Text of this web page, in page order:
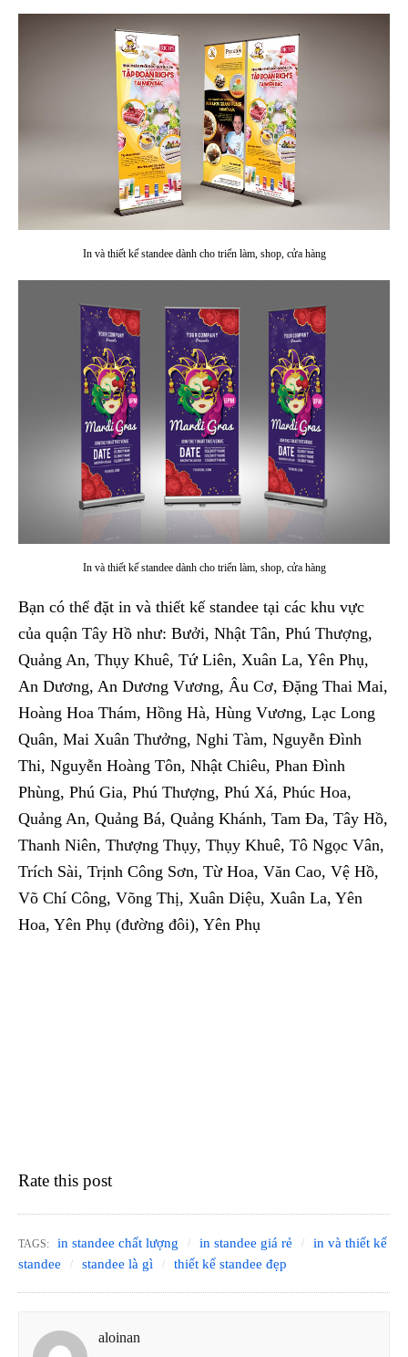
In và thiết kế standee dành cho triển làm, shop, cửa hàng
In và thiết kế standee dành cho triển làm, shop, cửa hàng
Bạn có thể đặt in và thiết kế standee tại các khu vực
của quận Tây Hồ như: Bưởi, Nhật Tân, Phú Thượng,
Quảng An, Thụy Khuê, Tứ Liên, Xuân La, Yên Phụ,
An Dương, An Dương Vương, Âu Cơ, Đặng Thai Mai,
Hoàng Hoa Thám, Hồng Hà, Hùng Vương, Lạc Long
Quân, Mai Xuân Thưởng, Nghi Tàm, Nguyễn Đình
Thi, Nguyễn Hoàng Tôn, Nhật Chiêu, Phan Đình
Phùng, Phú Gia, Phú Thượng, Phú Xá, Phúc Hoa,
Quảng An, Quảng Bá, Quảng Khánh, Tam Đa, Tây Hồ,
Thanh Niên, Thượng Thụy, Thụy Khuê, Tô Ngọc Vân,
Trích Sài, Trịnh Công Sơn, Từ Hoa, Văn Cao, Vệ Hồ,
Võ Chí Công, Võng Thị, Xuân Diệu, Xuân La, Yên
Hoa, Yên Phụ (đường đôi), Yên Phụ
Rate this post
TAGS: in standee chất lượng in standee giá rẻ
in và thiết kế
standee
standee là gì thiết kế standee đẹp
aloinan